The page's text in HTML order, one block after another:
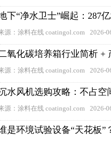
下“净水卫士”崛起：287
源：涂料在线 coatingol.com 2026-
氧化碳培养箱行业简析 +
源：涂料在线 coatingol.com 2026-
水风机选购攻略：不占
源：涂料在线 coatingol.com 2026-
是环境试验设备“天花板